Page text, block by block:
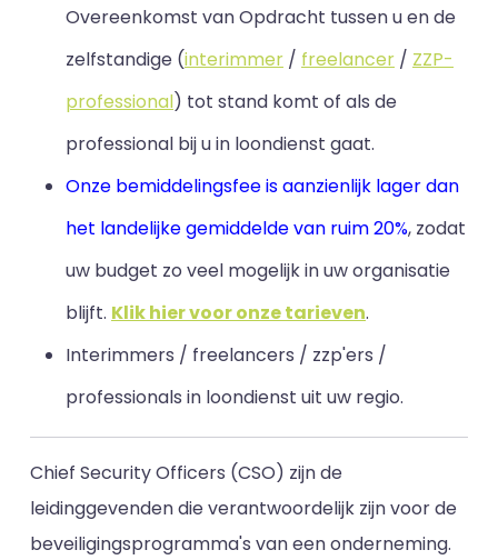
Overeenkomst van Opdracht tussen u en de
zelfstandige (interimmer / freelancer / ZZP-
professional) tot stand komt of als de
professional bij u in loondienst gaat.
Onze bemiddelingsfee is aanzienlijk lager dan
het landelijke gemiddelde van ruim 20%, zodat
uw budget zo veel mogelijk in uw organisatie
blijft. Klik hier voor onze tarieven.
Interimmers / freelancers / zzp'ers /
professionals in loondienst uit uw regio.
Chief Security Officers (CSO) zijn de
leidinggevenden die verantwoordelijk zijn voor de
beveiligingsprogramma's van een onderneming.